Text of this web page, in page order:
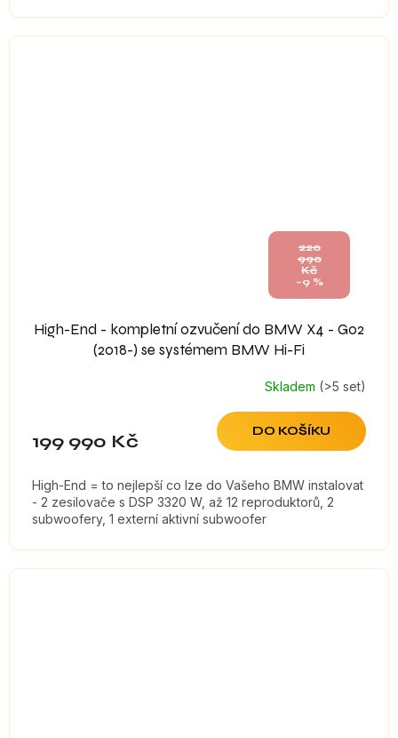
220
990
Kč
–9 %
High-End - kompletní ozvučení do BMW X4 - G02
(2018-) se systémem BMW Hi-Fi
Skladem (>5 set)
199 990 Kč DO KOŠÍKU
High-End = to nejlepší co lze do Vašeho BMW instalovat
- 2 zesilovače s DSP 3320 W, až 12 reproduktorů, 2
subwoofery, 1 externí aktivní subwoofer